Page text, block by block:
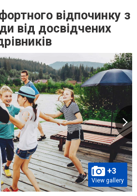
відпочинку з
від досвідчених
+3
View gallery